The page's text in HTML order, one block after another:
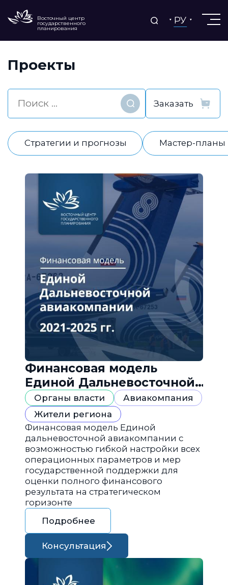
Восточный центр
государственного
планирования
РУ
Проекты
Найти
Стратегии и прогнозы Мастер-планы
Финансовая модель
Единой Дальневосточной
авиакомпании
Органы власти
Авиакомпания
Жители региона
Финансовая модель Единой
дальневосточной авиакомпании с
возможностью гибкой настройки всех
операционных параметров и мер
государственной поддержки для
оценки полного финансового
результата на стратегическом
горизонте
Подробнее
Консультация